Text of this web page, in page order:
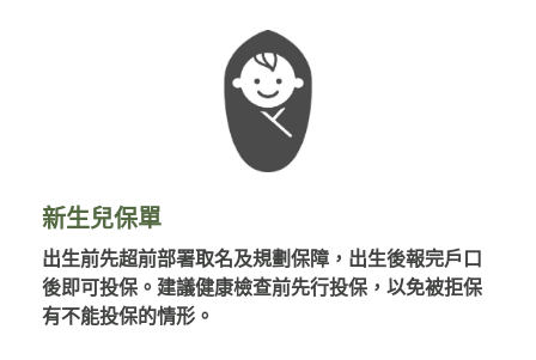
新生兒保單
出生前先超前部署取名及規劃保障，出生後報完戶口
後即可投保。建議健康檢查前先行投保，以免被拒保
有不能投保的情形。